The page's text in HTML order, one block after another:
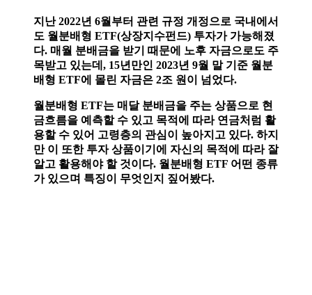
지난 2022년 6월부터 관련 규정 개정으로 국내에서
도 월분배형 ETF(상장지수펀드) 투자가 가능해졌
다. 매월 분배금을 받기 때문에 노후 자금으로도 주
목받고 있는데, 15년만인 2023년 9월 말 기준 월분
배형 ETF에 몰린 자금은 2조 원이 넘었다.
월분배형 ETF는 매달 분배금을 주는 상품으로 현
금흐름을 예측할 수 있고 목적에 따라 연금처럼 활
용할 수 있어 고령층의 관심이 높아지고 있다. 하지
만 이 또한 투자 상품이기에 자신의 목적에 따라 잘
알고 활용해야 할 것이다. 월분배형 ETF 어떤 종류
가 있으며 특징이 무엇인지 짚어봤다.